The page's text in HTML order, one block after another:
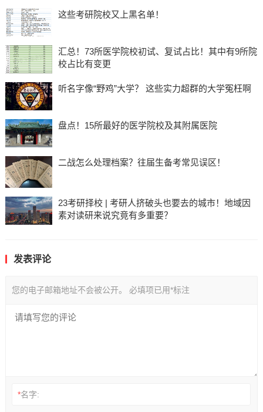
这些考研院校又上黑名单！
汇总！73所医学院校初试、复试占比！其中有9所院
校占比有变更
听名字像“野鸡”大学？ 这些实力超群的大学冤枉啊
盘点！15所最好的医学院校及其附属医院
二战怎么处理档案？往届生备考常见误区！
23考研择校 | 考研人挤破头也要去的城市！地域因
素对读研来说究竟有多重要？
发表评论
您的电子邮箱地址不会被公开。 必填项已用*标注
*名字: